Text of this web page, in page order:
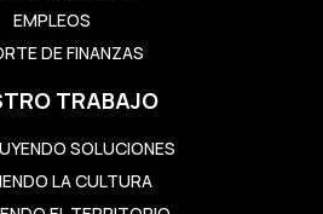
EMPLEOS
DE FINANZAS
TRABAJO
SOLUCIONES
LA CULTURA